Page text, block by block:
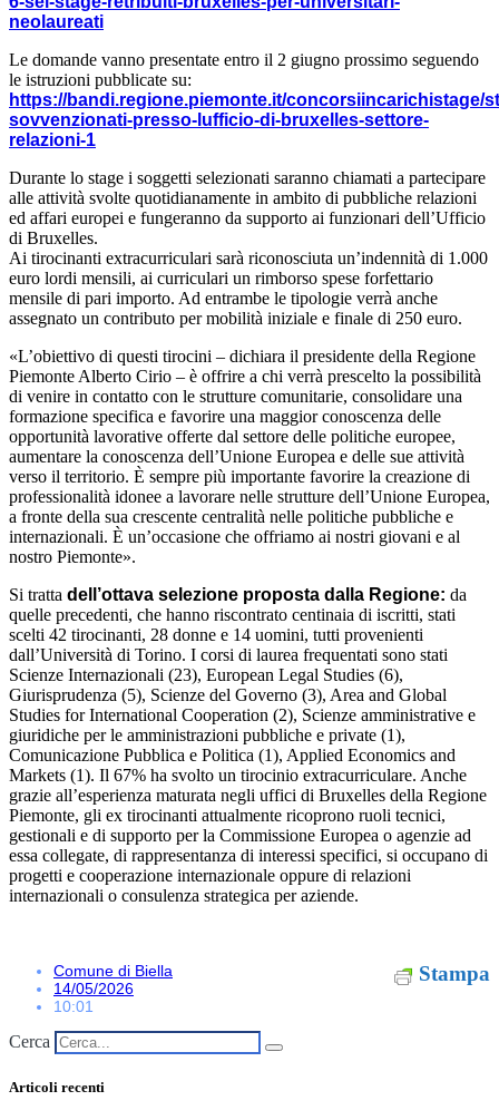
neolaureati
Le domande vanno presentate entro il 2 giugno prossimo seguendo
le istruzioni pubblicate su:
https://bandi.regione.piemonte.it/concorsiincarichistage/
sovvenzionati-presso-lufficio-di-bruxelles-settore-
relazioni-1
Durante lo stage i soggetti selezionati saranno chiamati a partecipare
alle attività svolte quotidianamente in ambito di pubbliche relazioni
ed affari europei e fungeranno da supporto ai funzionari dell’Ufficio
di Bruxelles.
Ai tirocinanti extracurriculari sarà riconosciuta un’indennità di 1.000
euro lordi mensili, ai curriculari un rimborso spese forfettario
mensile di pari importo. Ad entrambe le tipologie verrà anche
assegnato un contributo per mobilità iniziale e finale di 250 euro.
«L’obiettivo di questi tirocini – dichiara il presidente della Regione
Piemonte Alberto Cirio – è offrire a chi verrà prescelto la possibilità
di venire in contatto con le strutture comunitarie, consolidare una
formazione specifica e favorire una maggior conoscenza delle
opportunità lavorative offerte dal settore delle politiche europee,
aumentare la conoscenza dell’Unione Europea e delle sue attività
verso il territorio. È sempre più importante favorire la creazione di
professionalità idonee a lavorare nelle strutture dell’Unione Europea,
a fronte della sua crescente centralità nelle politiche pubbliche e
internazionali. È un’occasione che offriamo ai nostri giovani e al
nostro Piemonte».
Si tratta dell’ottava selezione proposta dalla Regione: da
quelle precedenti, che hanno riscontrato centinaia di iscritti, stati
scelti 42 tirocinanti, 28 donne e 14 uomini, tutti provenienti
dall’Università di Torino. I corsi di laurea frequentati sono stati
Scienze Internazionali (23), European Legal Studies (6),
Giurisprudenza (5), Scienze del Governo (3), Area and Global
Studies for International Cooperation (2), Scienze amministrative e
giuridiche per le amministrazioni pubbliche e private (1),
Comunicazione Pubblica e Politica (1), Applied Economics and
Markets (1). Il 67% ha svolto un tirocinio extracurriculare. Anche
grazie all’esperienza maturata negli uffici di Bruxelles della Regione
Piemonte, gli ex tirocinanti attualmente ricoprono ruoli tecnici,
gestionali e di supporto per la Commissione Europea o agenzie ad
essa collegate, di rappresentanza di interessi specifici, si occupano di
progetti e cooperazione internazionale oppure di relazioni
internazionali o consulenza strategica per aziende.
Stampa
Comune di Biella
14/05/2026
10:01
Cerca
Articoli recenti